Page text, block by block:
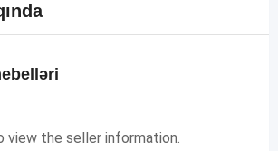
view the seller information.